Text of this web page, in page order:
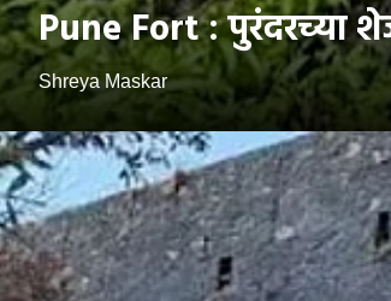
Pune Fort : पुरंदरच्या
Shreya Maskar